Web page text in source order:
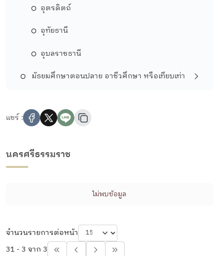
อุตรดิตถ์
อุทัยธานี
อุบลราชธานี
มัธยมศึกษาตอนปลาย อาชีวศึกษา หรือเทียบเท่า
แชร์ :
นครศรีธรรมราช
ไม่พบข้อมูล
จำนวนรายการต่อหน้า
31 - 3 จาก 3